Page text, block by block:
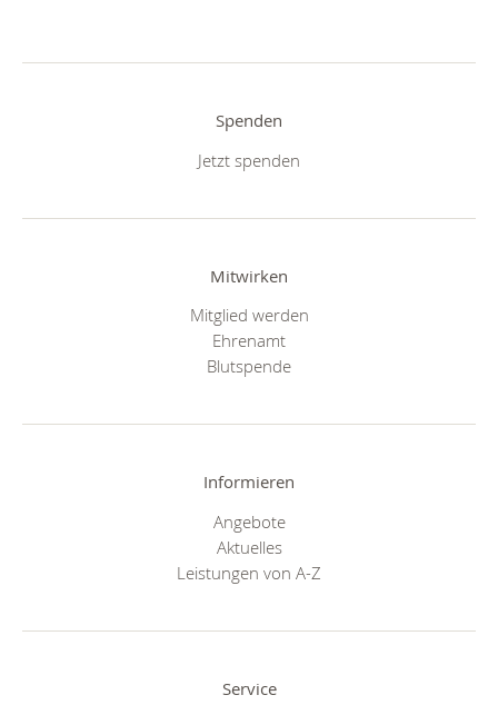
Spenden
Jetzt spenden
Mitwirken
Mitglied werden
Ehrenamt
Blutspende
Informieren
Angebote
Aktuelles
Leistungen von A-Z
Service